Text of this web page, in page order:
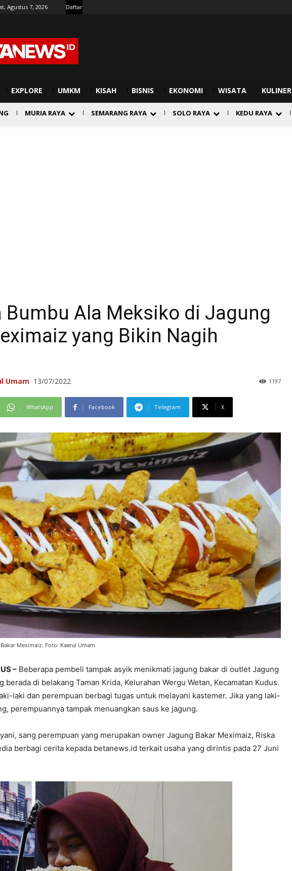
Agustus 7, 2026 Daftar
EXPLORE UMKM KISAH BISNIS EKONOMI WISATA KULINER
MURIA RAYA SEMARANG RAYA SOLO RAYA KEDU RAYA
Bumbu Ala Meksiko di Jagung
yang Bikin Nagih
Umam 13/07/2022 1197
WhatsApp Facebook Telegram X
Meximaiz. Foto: Kaerul Umam
– Beberapa pembeli tampak asyik menikmati jagung bakar di outlet Jagung
berada di belakang Taman Krida, Kelurahan Wergu Wetan, Kecamatan Kudus.
laki dan perempuan berbagi tugas untuk melayani kastemer. Jika yang laki-
perempuannya tampak menuangkan saus ke jagung.
sang perempuan yang merupakan owner Jagung Bakar Meximaiz, Riska
berbagi cerita kepada betanews.id terkait usaha yang dirintis pada 27 Juni